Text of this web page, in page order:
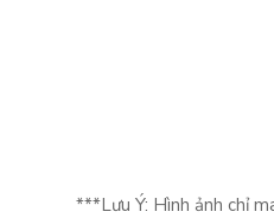
***Lưu Ý: Hình ảnh chỉ